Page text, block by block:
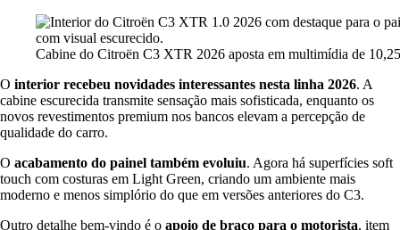
Cabine do Citroën C3 XTR 2026 aposta em multimídia de
O interior recebeu novidades interessantes nesta linha 2026. A
cabine escurecida transmite sensação mais sofisticada, enquanto os
novos revestimentos premium nos bancos elevam a percepção de
qualidade do carro.
O acabamento do painel também evoluiu. Agora há superfícies soft
touch com costuras em Light Green, criando um ambiente mais
moderno e menos simplório do que em versões anteriores do C3.
Outro detalhe bem-vindo é o apoio de braço para o motorista, item